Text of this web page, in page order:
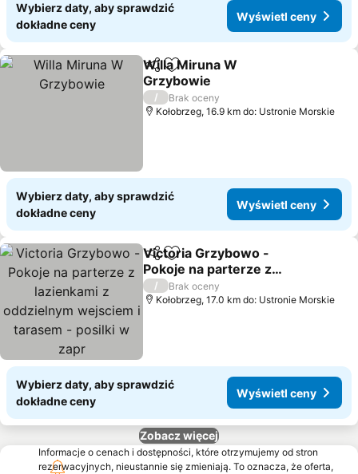
Wybierz daty, aby sprawdzić
dokładne ceny
Wyświetl ceny
Udostępnij
Dodaj do ulubionych
Willa Miruna W
Grzybowie
Wyświetl ceny
/
Brak oceny
Kołobrzeg, 16.9 km do: Ustronie Morskie
Wybierz daty, aby sprawdzić
dokładne ceny
Wyświetl ceny
Udostępnij
Dodaj do ulubionych
Victoria Grzybowo -
Pokoje na parterze z
lazienkami z oddzielnym
wejsciem i tarasem -
Wyświetl ceny
/
Brak oceny
Kołobrzeg, 17.0 km do: Ustronie Morskie
Wybierz daty, aby sprawdzić
dokładne ceny
Wyświetl ceny
Zobacz więcej
Informacje o cenach i dostępności, które otrzymujemy od stron
rezerwacyjnych, nieustannie się zmieniają. To oznacza, że oferta,